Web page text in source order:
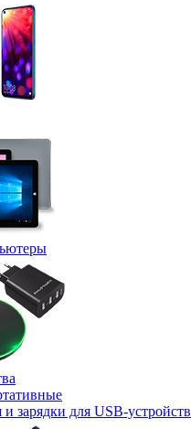
зарядки для USB-устройств